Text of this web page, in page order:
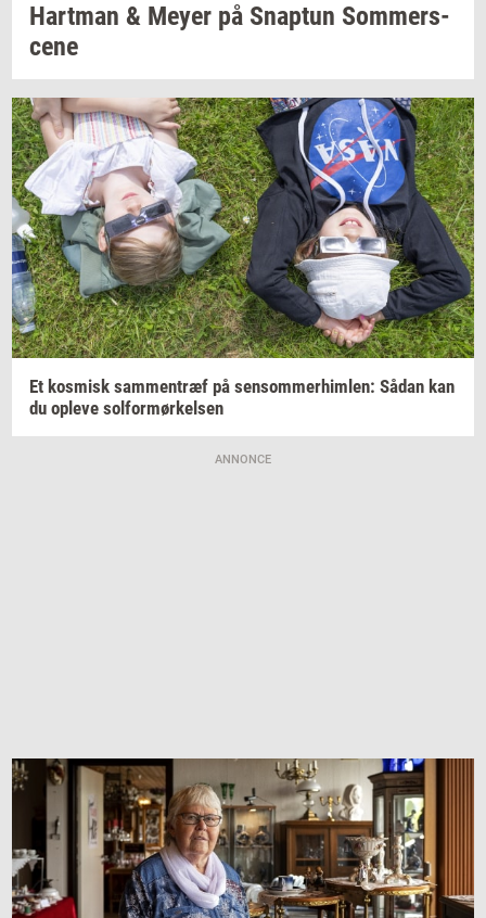
Hart­man & Meyer på Snap­tun Som­mer­s­
ce­ne
Et kos­misk sam­men­træf på sen­som­mer­him­len: Sådan kan
du op­le­ve sol­for­mør­kel­sen
ANNONCE